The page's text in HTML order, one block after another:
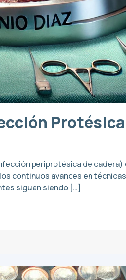
periprotésica de
continuos avances en
siguen siendo […]